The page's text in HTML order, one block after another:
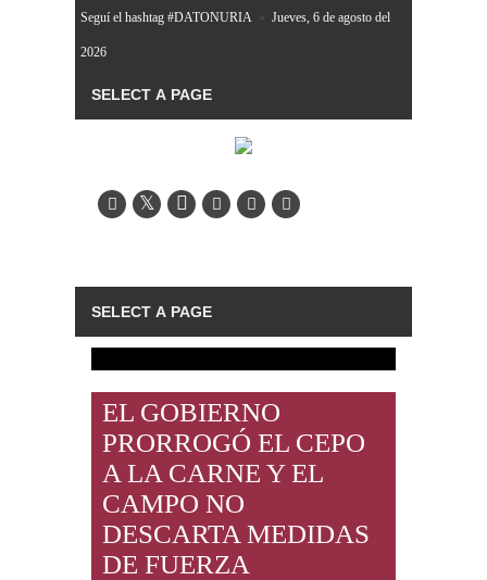
Seguí el hashtag #DATONURIA » Jueves, 6 de agosto del
2026
EL GOBIERNO
PRORROGÓ EL CEPO
A LA CARNE Y EL
CAMPO NO
DESCARTA MEDIDAS
DE FUERZA